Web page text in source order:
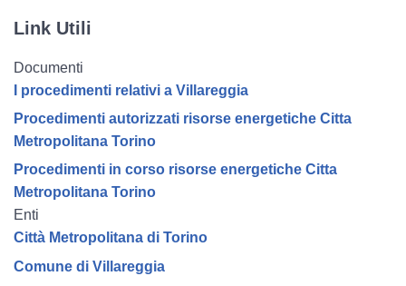
Link Utili
Documenti
I procedimenti relativi a Villareggia
Procedimenti autorizzati risorse energetiche Citta
Metropolitana Torino
Procedimenti in corso risorse energetiche Citta
Metropolitana Torino
Enti
Città Metropolitana di Torino
Comune di Villareggia